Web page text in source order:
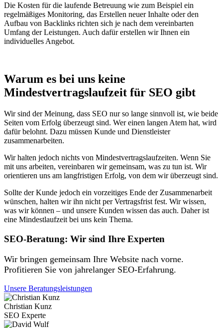
Die Kosten für die laufende Betreuung wie zum Beispiel ein
regelmäßiges Monitoring, das Erstellen neuer Inhalte oder den
Aufbau von Backlinks richten sich je nach dem vereinbarten
Umfang der Leistungen. Auch dafür erstellen wir Ihnen ein
individuelles Angebot.
Warum es bei uns keine
Mindestvertragslaufzeit für SEO gibt
Wir sind der Meinung, dass SEO nur so lange sinnvoll ist, wie beide
Seiten vom Erfolg überzeugt sind. Wer einen langen Atem hat, wird
dafür belohnt. Dazu müssen Kunde und Dienstleister
zusammenarbeiten.
Wir halten jedoch nichts von Mindestvertragslaufzeiten. Wenn Sie
mit uns arbeiten, vereinbaren wir gemeinsam, was zu tun ist. Wir
orientieren uns am langfristigen Erfolg, von dem wir überzeugt sind.
Sollte der Kunde jedoch ein vorzeitiges Ende der Zusammenarbeit
wünschen, halten wir ihn nicht per Vertragsfrist fest. Wir wissen,
was wir können – und unsere Kunden wissen das auch. Daher ist
eine Mindestlaufzeit bei uns kein Thema.
SEO-Beratung: Wir sind Ihre Experten
Wir bringen gemeinsam Ihre Website nach vorne.
Profitieren Sie von jahrelanger SEO-Erfahrung.
Unsere Beratungsleistungen
Christian Kunz
SEO Experte